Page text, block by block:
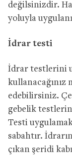
değilsinizdir.
yoluyla
İdrar testi
İdrar testlerini
kullanacağınız
edebilirsiniz.
gebelik
Testi
sabahtır.
çıkan şeridi